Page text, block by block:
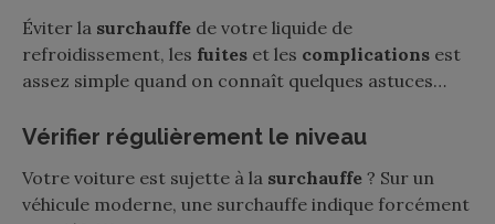
Éviter la surchauffe de votre liquide de
refroidissement, les fuites et les complications est
assez simple quand on connaît quelques astuces…
Vérifier régulièrement le niveau
Votre voiture est sujette à la surchauffe ? Sur un
véhicule moderne, une surchauffe indique forcément